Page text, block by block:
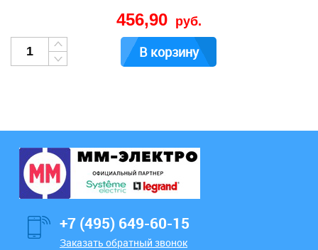
456,90 руб.
В корзину
+7 (495) 649-60-15
Заказать обратный звонок